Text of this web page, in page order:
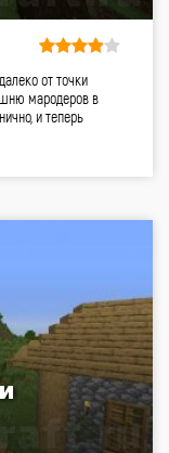
от точки
мародеров в
и теперь